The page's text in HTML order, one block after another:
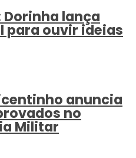
Dorinha lança
ouvir ideias
anuncia
no
Militar